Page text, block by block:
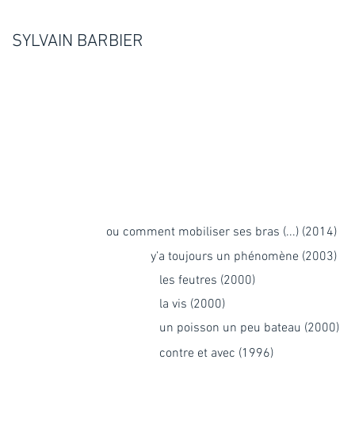
SYLVAIN BARBIER
ou comment mobiliser ses bras (...) (2014)
y’a toujours un phénomène (2003)
les feutres (2000)
la vis (2000)
un poisson un peu bateau (2000)
contre et avec (1996)